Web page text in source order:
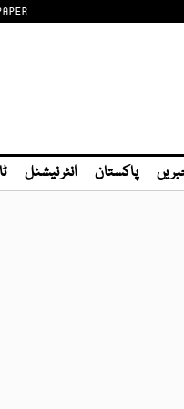
پاکستان انٹر نیشنل